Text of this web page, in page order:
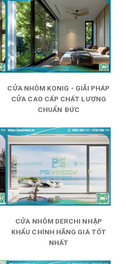
CỬA NHÔM KONIG - GIẢI PHÁP
CỬA CAO CẤP CHẤT LƯỢNG
CHUẨN ĐỨC
CỬA NHÔM DERCHI NHẬP
KHẨU CHÍNH HÃNG GIÁ TỐT
NHẤT